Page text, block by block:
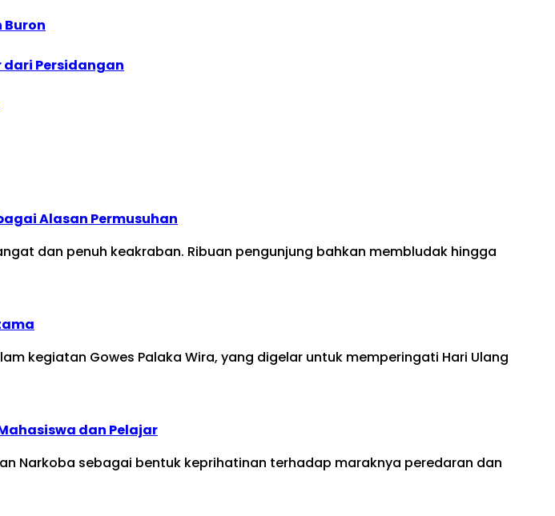
Buron
dari Persidangan
Alasan Permusuhan
dan penuh keakraban. Ribuan pengunjung bahkan membludak hingga
kegiatan Gowes Palaka Wira, yang digelar untuk memperingati Hari Ulang
dan Pelajar
Narkoba sebagai bentuk keprihatinan terhadap maraknya peredaran dan